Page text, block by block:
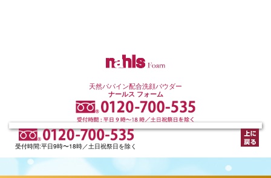
天然パパイン配合洗顔パウダー
ナールス フォーム
受付時間:平日9時〜18時／土日祝祭日を除く